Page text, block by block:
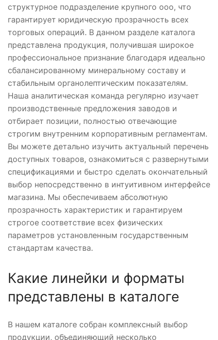
структурное подразделение крупного ооо, что
гарантирует юридическую прозрачность всех
торговых операций. В данном разделе каталога
представлена продукция, получившая широкое
профессиональное признание благодаря идеально
сбалансированному минеральному составу и
стабильным органолептическим показателям.
Наша аналитическая команда регулярно изучает
производственные предложения заводов и
отбирает позиции, полностью отвечающие
строгим внутренним корпоративным регламентам.
Вы можете детально изучить актуальный перечень
доступных товаров, ознакомиться с развернутыми
спецификациями и быстро сделать окончательный
выбор непосредственно в интуитивном интерфейсе
магазина. Мы обеспечиваем абсолютную
прозрачность характеристик и гарантируем
строгое соответствие всех физических
параметров установленным государственным
стандартам качества.
Какие линейки и форматы
представлены в каталоге
В нашем каталоге собран комплексный выбор
продукции, объединяющий несколько